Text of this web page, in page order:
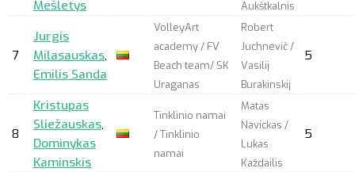
Mešletys
Aukštkalnis
7
Jurgis
Milasauskas,
Emilis Sanda
VolleyArt
academy / FV
Beach team/ SK
Uraganas
Robert
Juchnevič /
Vasilij
Burakinskij
5
8
Kristupas
Sliežauskas,
Dominykas
Kaminskis
Tinklinio namai
/ Tinklinio
namai
Matas
Navickas /
Lukas
Každailis
5